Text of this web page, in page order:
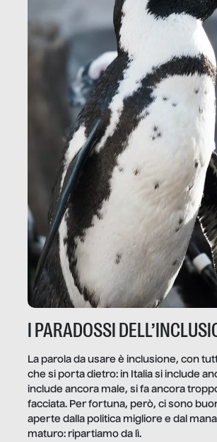
I PARADOSSI
La parola da usare è inclusione, con
che si porta dietro: in Italia si include
include ancora male, si fa ancora
facciata. Per fortuna, però, ci sono
aperte dalla politica migliore e dal
maturo: ripartiamo da lì.